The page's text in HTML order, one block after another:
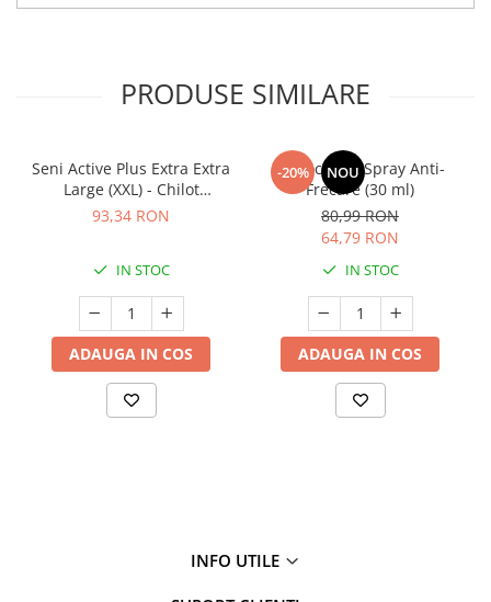
PRODUSE SIMILARE
Seni Active Plus Extra Extra
Large (XXL) - Chilot
Absorbant pentru Adulți (10
93,34 RON
IN STOC
ADAUGA IN COS
-20% NOU
Filmocare® Spray Anti-
Frecare (30 ml)
80,99 RON
64,79 RON
IN STOC
ADAUGA IN COS
INFO UTILE